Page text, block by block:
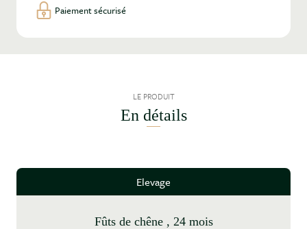
Paiement sécurisé
LE PRODUIT
En détails
Elevage
fûts de chêne , 24 mois